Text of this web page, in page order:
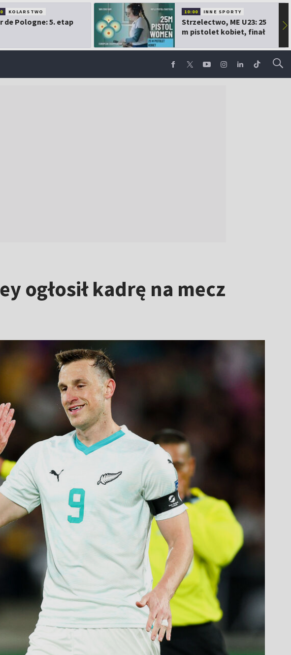
KOLARSTWO
de Pologne: 5. etap
10:00 INNE SPORTY
Strzelectwo, ME U23: 25
m pistolet kobiet, finał
▶
ogłosił kadrę na mecz